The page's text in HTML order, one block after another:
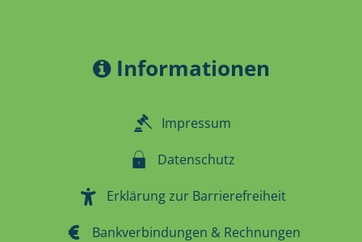
Informationen
Impressum
Datenschutz
Erklärung zur Barrierefreiheit
Bankverbindungen & Rechnungen